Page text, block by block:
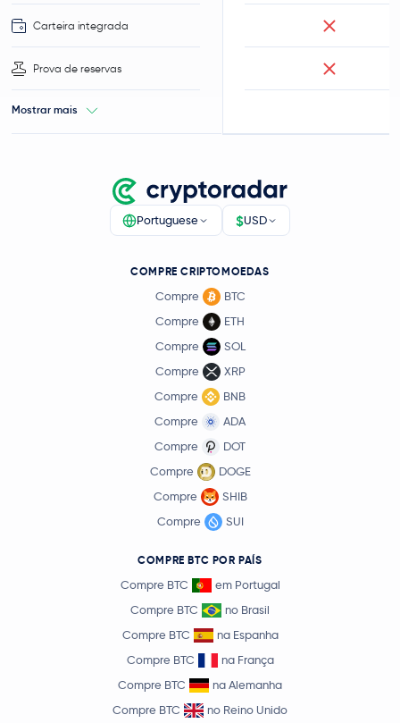
Carteira integrada
Prova de reservas
Mostrar mais
Portuguese $USD
COMPRE CRIPTOMOEDAS
Compre
BTC
Compre
ETH
Compre
SOL
Compre
XRP
Compre
BNB
Compre
ADA
Compre
DOT
Compre
DOGE
Compre
SHIB
Compre
SUI
COMPRE BTC POR PAÍS
Compre BTC
em Portugal
Compre BTC
no Brasil
Compre BTC
na Espanha
Compre BTC
na França
Compre BTC
na Alemanha
Compre BTC
no Reino Unido